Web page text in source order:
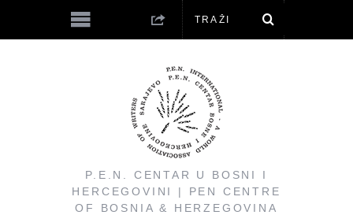
P.E.N. CENTAR U BOSNI I
HERCEGOVINI | PEN CENTRE
OF BOSNIA & HERZEGOVINA